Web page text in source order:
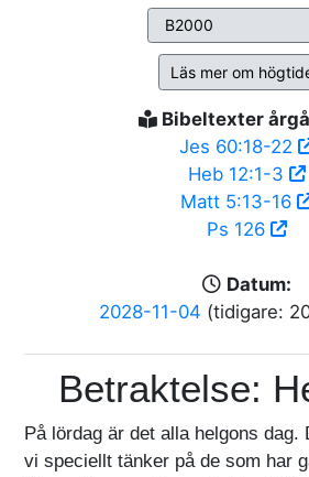
Läs mer om
Bibeltexter
Jes 60:18-22
Heb 12:1-3
Matt 5:13-16
Ps 126
Datum:
2028-11-04 (tidigare:
Betraktelse:
På lördag är det alla helgons dag.
vi speciellt tänker på de som har